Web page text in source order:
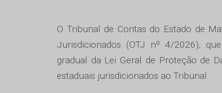
O Tribunal de Contas do Estado de
Jurisdicionados (OTJ nº 4/2026),
gradual da Lei Geral de Proteção de
estaduais jurisdicionados ao Tribunal.